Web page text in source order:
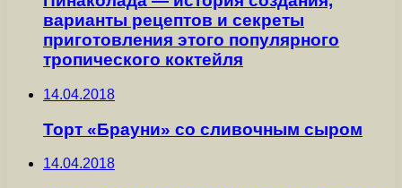
варианты рецептов и секреты
приготовления этого популярного
тропического коктейля
14.04.2018
Торт «Брауни» со сливочным сыром
14.04.2018